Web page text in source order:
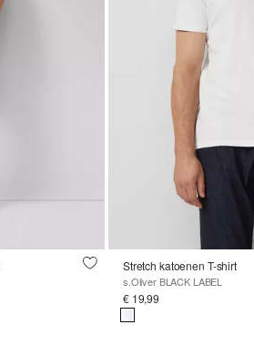
Stretch katoenen T-shirt
s.Oliver BLACK LABEL
€ 19,99